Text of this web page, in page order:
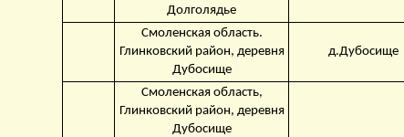
Долголядье
Смоленская область.
Глинковский район, деревня
Дубосище
д.Дубосище
Смоленская область,
Глинковский район, деревня
Дубосище